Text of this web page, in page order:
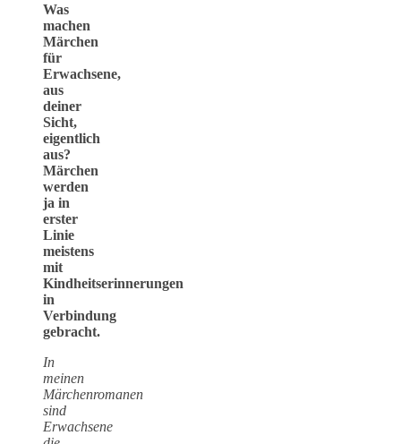
Was
machen
Märchen
für
Erwachsene,
aus
deiner
Sicht,
eigentlich
aus?
Märchen
werden
ja in
erster
Linie
meistens
mit
Kindheitserinnerungen
in
Verbindung
gebracht.
In
meinen
Märchenromanen
sind
Erwachsene